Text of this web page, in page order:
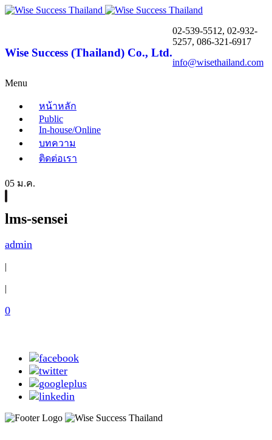
Wise Success (Thailand) Co., Ltd.
02-539-5512, 02-932-
5257, 086-321-6917
info@wisethailand.com
Menu
หน้าหลัก
Public
In-house/Online
บทความ
ติดต่อเรา
05 ม.ค.
lms-sensei
admin
|
|
0